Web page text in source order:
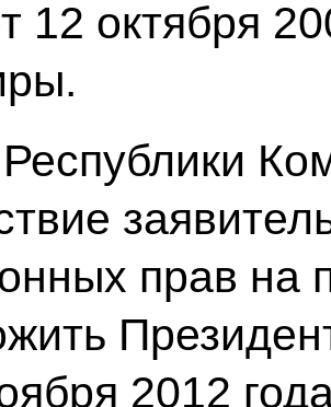
12 октября
прав на
2012